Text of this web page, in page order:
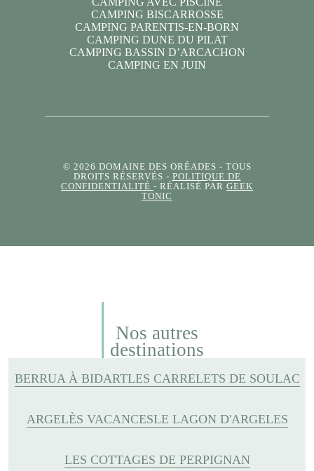
CAMPING BISCARROSSE
CAMPING PARENTIS-EN-BORN
CAMPING DUNE DU PILAT
CAMPING BASSIN D’ARCACHON
CAMPING EN JUIN
© 2026 DOMAINE DES ORÉADES - TOUS
DROITS RÉSERVÉS - POLITIQUE DE
CONFIDENTIALITÉ - RÉALISÉ PAR GEEK
TONIC
Nos autres
destinations
BERRUA À BIDARTLES CARRELETS DE SOULAC
ARGELÈS VACANCESLE LAGON D'ARGELES
LES COTTAGES DE PERPIGNAN